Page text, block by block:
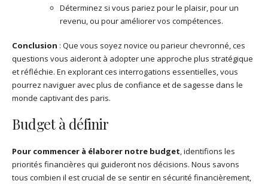
Déterminez si vous pariez pour le plaisir, pour un
revenu, ou pour améliorer vos compétences.
Conclusion : Que vous soyez novice ou parieur chevronné, ces
questions vous aideront à adopter une approche plus stratégique
et réfléchie. En explorant ces interrogations essentielles, vous
pourrez naviguer avec plus de confiance et de sagesse dans le
monde captivant des paris.
Budget à définir
Pour commencer à élaborer notre budget, identifions les
priorités financières qui guideront nos décisions. Nous savons
tous combien il est crucial de se sentir en sécurité financièrement,